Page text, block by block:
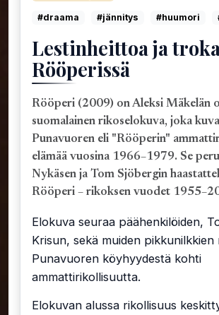
#draama #jännitys #huumori
Lestinheittoa ja
Rööperissä
Rööperi (2009) on Aleksi Mäkelän
suomalainen rikoselokuva, joka
Punavuoren eli "Rööperin"
elämää vuosina 1966–1979. Se
Nykäsen ja Tom Sjöbergin
Rööperi – rikoksen vuodet
Elokuva seuraa päähenkilöiden,
Krisun, sekä muiden pikkunilkkien
Punavuoren köyhyydestä kohti
ammattirikollisuutta.
Elokuvan alussa rikollisuus